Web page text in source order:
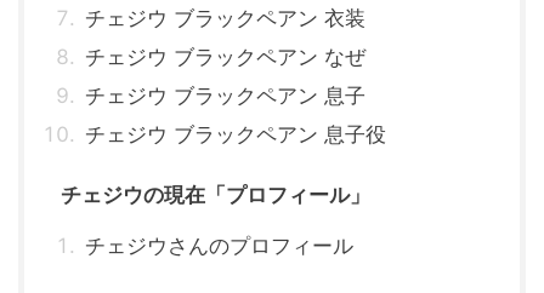
チェジウ ブラックペアン 衣装
チェジウ ブラックペアン なぜ
チェジウ ブラックペアン 息子
チェジウ ブラックペアン 息子役
チェジウの現在「プロフィール」
チェジウさんのプロフィール